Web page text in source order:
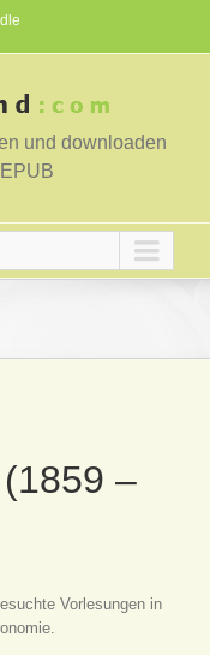
und downloaden
–
Vorlesungen in